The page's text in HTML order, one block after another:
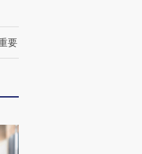
要